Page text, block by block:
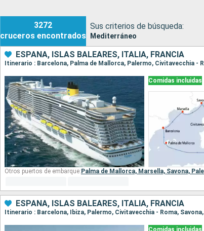
3272
cruceros encontrados
Sus criterios de búsqueda:
Mediterráneo
ESPAÑA, ISLAS BALEARES, ITALIA, FRANCIA
Itinerario : Barcelona, Palma de Mallorca, Palermo, Civitavecchia -
Comidas incluidas
Otros puertos de embarque: Palma de Mallorca, Marsella, Savona,
ESPAÑA, ISLAS BALEARES, ITALIA, FRANCIA
Itinerario : Barcelona, Ibiza, Palermo, Civitavecchia - Roma,
Comidas incluidas